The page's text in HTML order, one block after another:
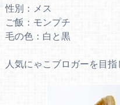
性別：メス
ご飯：モンプチ
毛の色：白と黒
人気にゃこブロガーを目指